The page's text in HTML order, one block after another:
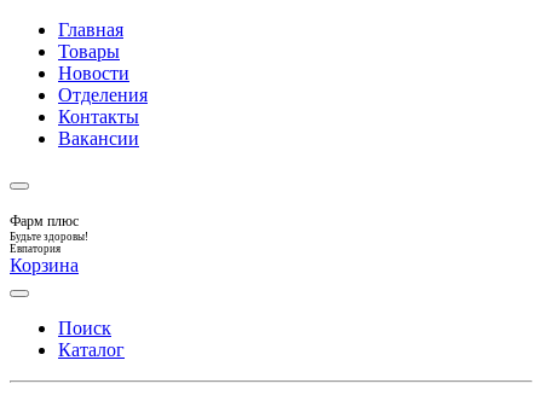
Главная
Товары
Новости
Отделения
Контакты
Вакансии
Фарм плюс
Будьте здоровы!
Евпатория
Корзина
Поиск
Каталог